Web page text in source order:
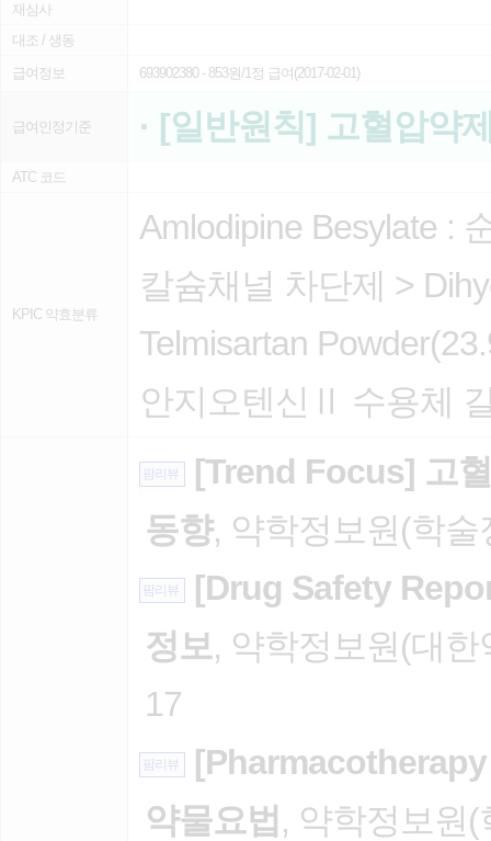
재심사
대조 / 생동
급여정보
693902380- 853원/1정 급여(2017-02-01)
급여인정기준 · [일반원칙] 고혈압약
ATC 코드
KPIC 약효분류
Amlodipine Besylate :
칼슘채널 차단제 >
Telmisartan
안지오텐신Ⅱ 수용체
팜리뷰
[Trend Focus] 고
동향, 약학정보원(학
팜리뷰
[Drug Safety
정보, 약학정보원(대
17
팜리뷰
약물요법 , 약학정보원